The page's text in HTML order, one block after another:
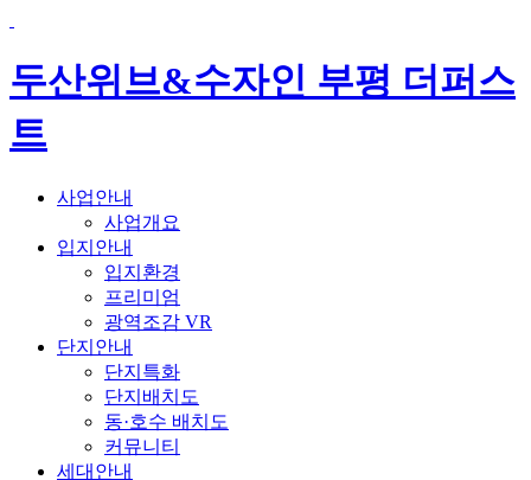
두산위브&수자인 부평 더퍼스
트
사업안내
사업개요
입지안내
입지환경
프리미엄
광역조감 VR
단지안내
단지특화
단지배치도
동·호수 배치도
커뮤니티
세대안내